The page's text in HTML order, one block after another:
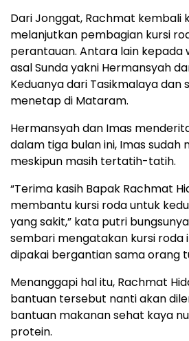
Dari Jonggat, Rachmat kembali
melanjutkan pembagian kursi
perantauan. Antara lain kepada
asal Sunda yakni Hermansyah
Keduanya dari Tasikmalaya dan
menetap di Mataram.
Hermansyah dan Imas
dalam tiga bulan ini, Imas sudah
meskipun masih tertatih-tatih.
“Terima kasih Bapak Rachmat
membantu kursi roda untuk
yang sakit,” kata putri
sembari mengatakan kursi roda
dipakai bergantian sama orang
Menanggapi hal itu, Rachmat
bantuan tersebut nanti akan
bantuan makanan sehat kaya
protein.